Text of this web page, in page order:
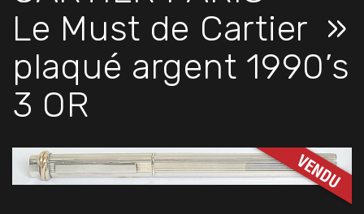
Le Must de Cartier »
plaqué argent 1990’s
3 OR